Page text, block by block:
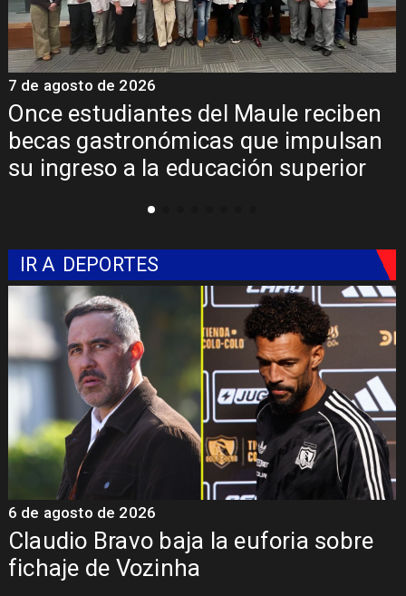
Once estudiantes del Maule reciben
becas gastronómicas que impulsan
su ingreso a la educación superior
7 de agosto de 2026
IR A DEPORTES
Claudio Bravo baja la euforia sobre
fichaje de Vozinha
6 de agosto de 2026